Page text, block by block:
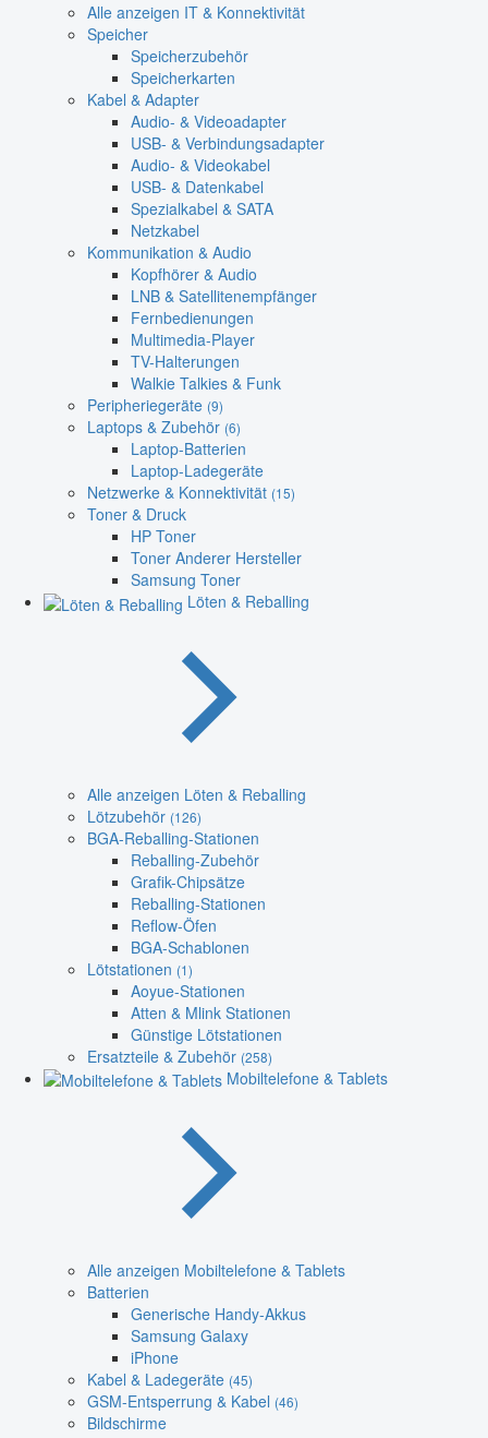
Alle anzeigen IT & Konnektivität
Speicher
Speicherzubehör
Speicherkarten
Kabel & Adapter
Audio- & Videoadapter
USB- & Verbindungsadapter
Audio- & Videokabel
USB- & Datenkabel
Spezialkabel & SATA
Netzkabel
Kommunikation & Audio
Kopfhörer & Audio
LNB & Satellitenempfänger
Fernbedienungen
Multimedia-Player
TV-Halterungen
Walkie Talkies & Funk
Peripheriegeräte (9)
Laptops & Zubehör (6)
Laptop-Batterien
Laptop-Ladegeräte
Netzwerke & Konnektivität (15)
Toner & Druck
HP Toner
Toner Anderer Hersteller
Samsung Toner
Löten & Reballing
Alle anzeigen Löten & Reballing
Lötzubehör (126)
BGA-Reballing-Stationen
Reballing-Zubehör
Grafik-Chipsätze
Reballing-Stationen
Reflow-Öfen
BGA-Schablonen
Lötstationen (1)
Aoyue-Stationen
Atten & Mlink Stationen
Günstige Lötstationen
Ersatzteile & Zubehör (258)
Mobiltelefone & Tablets
Alle anzeigen Mobiltelefone & Tablets
Batterien
Generische Handy-Akkus
Samsung Galaxy
iPhone
Kabel & Ladegeräte (45)
GSM-Entsperrung & Kabel (46)
Bildschirme